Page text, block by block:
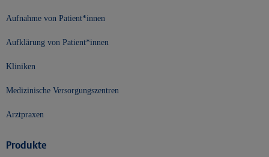
Aufnahme von Patient*innen
Aufklärung von Patient*innen
Kliniken
Medizinische Versorgungszentren
Arztpraxen
Produkte